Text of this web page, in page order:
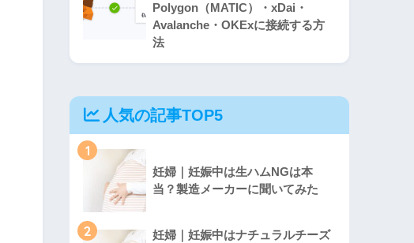
Polygon（MATIC）・xDai・
Avalanche・OKExに接続する方
法
人気の記事TOP5
1
妊婦｜妊娠中は生ハムNGは本
当？製造メーカーに聞いてみた
2
妊婦｜妊娠中はナチュラルチーズ